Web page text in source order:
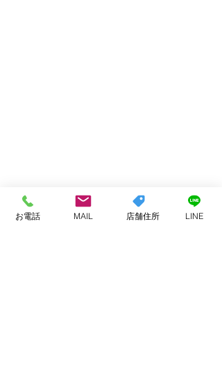
お電話 MAIL 店舗住所 LINE